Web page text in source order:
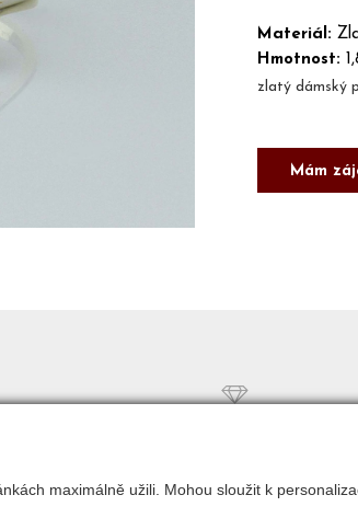
maximálně užili. Mohou sloužit k
Materiál:
Hmotnost:
zlatý dámský
Mám